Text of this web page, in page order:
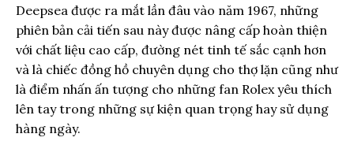
Deepsea được ra mắt lần đâu vào năm 1967, những
phiên bản cải tiến sau này được nâng cấp hoàn thiện
với chất liệu cao cấp, đường nét tinh tế sắc cạnh hơn
và là chiếc đồng hồ chuyên dụng cho thợ lặn cũng như
là điểm nhấn ấn tượng cho những fan Rolex yêu thích
lên tay trong những sự kiện quan trọng hay sử dụng
hàng ngày.